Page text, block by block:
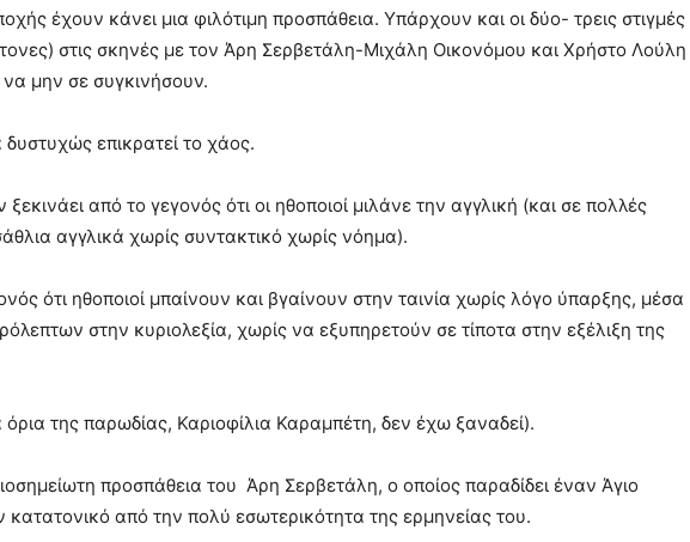
έχουν κάνει μια φιλότιμη προσπάθεια. Υπάρχουν και οι δύο- τρεις στιγμές
στις σκηνές με τον Άρη Σερβετάλη-Μιχάλη Οικονόμου και Χρήστο Λούλη
να μην σε συγκινήσουν.
δυστυχώς επικρατεί το χάος.
από το γεγονός ότι οι ηθοποιοί μιλάνε την αγγλική (και σε πολλές
αγγλικά χωρίς συντακτικό χωρίς νόημα).
ότι ηθοποιοί μπαίνουν και βγαίνουν στην ταινία χωρίς λόγο ύπαρξης, μέσα
στην κυριολεξία, χωρίς να εξυπηρετούν σε τίποτα στην εξέλιξη της
της παρωδίας, Καριοφίλια Καραμπέτη, δεν έχω ξαναδεί).
προσπάθεια του Άρη Σερβετάλη, ο οποίος παραδίδει έναν Άγιο
κατατονικό από την πολύ εσωτερικότητα της ερμηνείας του.